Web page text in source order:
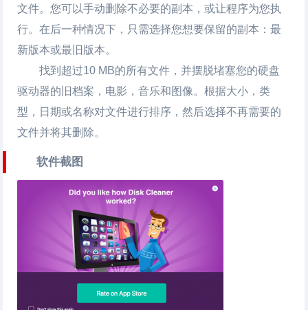
文件。您可以手动删除不必要的副本，或让程序为您执
行。在后一种情况下，只需选择您想要保留的副本：最
新版本或最旧版本。
找到超过10 MB的所有文件，并摆脱堵塞您的硬盘
驱动器的旧档案，电影，音乐和图像。根据大小，类
型，日期或名称对文件进行排序，然后选择不再需要的
文件并将其删除。
软件截图